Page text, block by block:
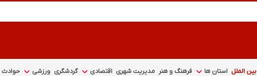
بین الملل استان ها فرهنگ و هنر مدیریت شهری اقتصادی گردشگری ورزشی حوادث